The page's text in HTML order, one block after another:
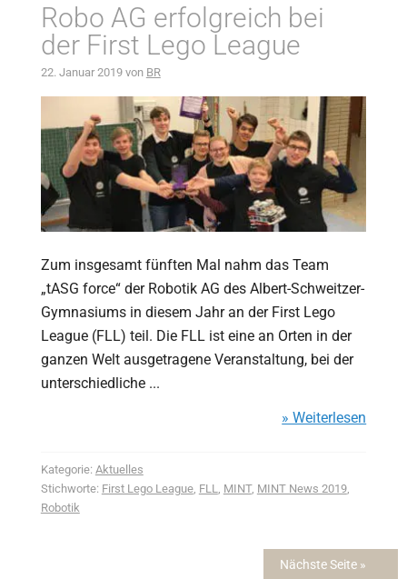
Robo AG erfolgreich bei
der First Lego League
22. Januar 2019von BR
Zum insgesamt fünften Mal nahm das Team
„tASG force“ der Robotik AG des Albert-Schweitzer-
Gymnasiums in diesem Jahr an der First Lego
League (FLL) teil. Die FLL ist eine an Orten in der
ganzen Welt ausgetragene Veranstaltung, bei der
unterschiedliche ...
» Weiterlesen
Kategorie: Aktuelles
Stichworte: First Lego League, FLL MINT, MINT News 2019,
Robotik
Nächste Seite »